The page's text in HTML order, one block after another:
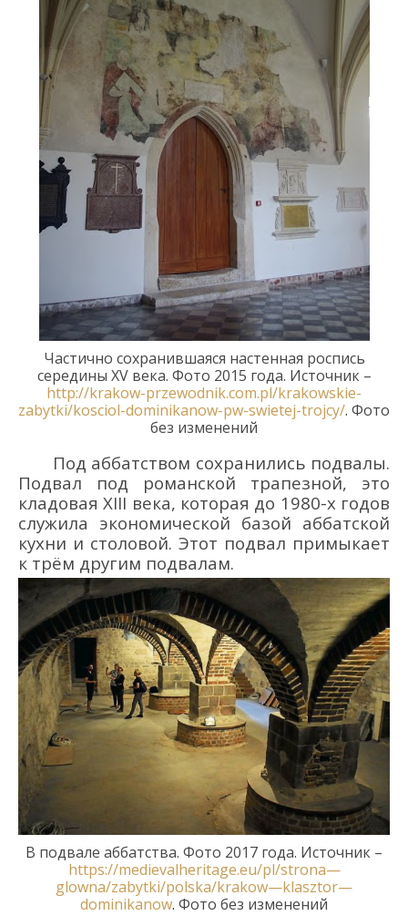
Частично сохранившаяся настенная роспись
середины XV века. Фото 2015 года. Источник –
http://krakow-przewodnik.com.pl/krakowskie-
zabytki/kosciol-dominikanow-pw-swietej-trojcy/. Фото
без изменений
Под аббатством сохранились подвалы.
Подвал под романской трапезной, это
кладовая XIII века, которая до 1980-х годов
служила экономической базой аббатской
кухни и столовой. Этот подвал примыкает
к трём другим подвалам.
В подвале аббатства. Фото 2017 года. Источник –
https://medievalheritage.eu/pl/strona—
glowna/zabytki/polska/krakow—klasztor—
dominikanow. Фото без изменений